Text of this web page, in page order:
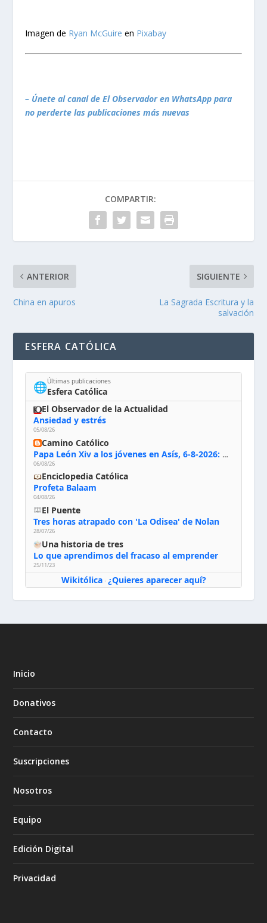
Imagen de Ryan McGuire en Pixabay
– Únete al canal de El Observador en WhatsApp para
no perderte las publicaciones más nuevas
COMPARTIR:
ANTERIOR
China en apuros
SIGUIENTE
La Sagrada Escritura y la
salvación
ESFERA CATÓLICA
🌐Últimas publicaciones
Esfera Católica
El Observador de la Actualidad
Ansiedad y estrés
05/08/26
Camino Católico
Papa León Xiv a los jóvenes en Asís, 6-8-2026: «De san Francisco aprendan la radicalidad evangélica: no los vuelve ciegos ni violentos, sino sensibles, atentos, siempre en el seguimiento de Jesús, humildes y acogiendo a todos»
06/08/26
Enciclopedia Católica
Profeta Balaam
04/08/26
El Puente
Tres horas atrapado con 'La Odisea' de Nolan
28/07/26
Una historia de tres
Lo que aprendimos del fracaso al emprender
25/11/23
Wikitólica· ¿Quieres aparecer aquí?
Inicio
Donativos
Contacto
Suscripciones
Nosotros
Equipo
Edición Digital
Privacidad